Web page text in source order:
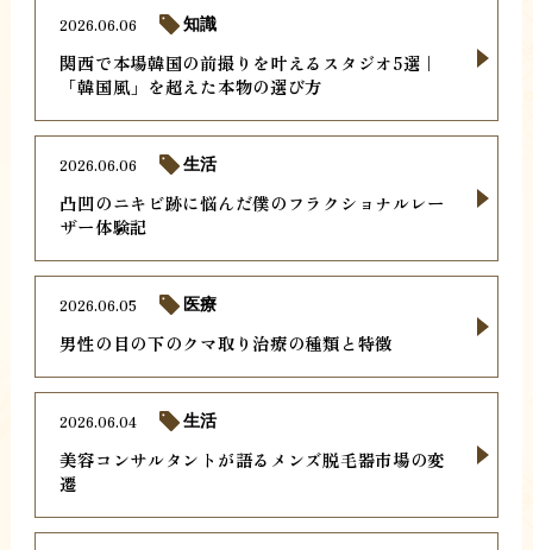
関西で本場韓国の前撮りを叶えるスタジオ5選｜
「韓国風」を超えた本物の選び方
2026.06.06 知識
凸凹のニキビ跡に悩んだ僕のフラクショナルレー
ザー体験記
2026.06.06 生活
男性の目の下のクマ取り治療の種類と特徴
2026.06.05 医療
美容コンサルタントが語るメンズ脱毛器市場の変
遷
2026.06.04 生活